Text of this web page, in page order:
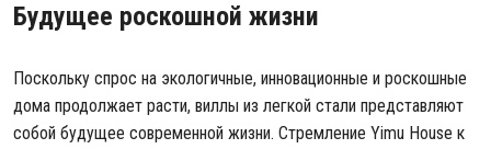
Будущее роскошной жизни
Поскольку спрос на экологичные, инновационные и роскошные
дома продолжает расти, виллы из легкой стали представляют
собой будущее современной жизни. Стремление Yimu House к